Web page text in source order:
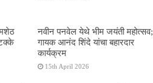
नवीन पनवेल येथे भीम जयंती महोत्सव;
गायक आनंद शिंदे यांचा बहारदार
कार्यक्रम
15th April 2026